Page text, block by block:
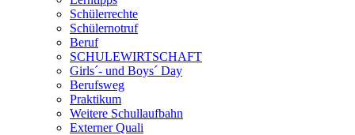
Schülerrechte
Schülernotruf
Beruf
SCHULEWIRTSCHAFT
Girls´- und Boys´ Day
Berufsweg
Praktikum
Weitere Schullaufbahn
Externer Quali